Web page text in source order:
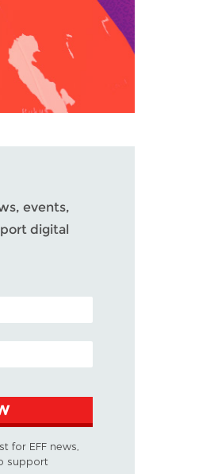
events,
digital
for EFF news,
support